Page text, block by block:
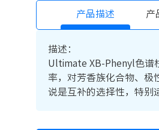
产品描述 产
描述：
Ultimate XB-Phenyl色谱
率，对芳香族化合物、极
说是互补的选择性，特别